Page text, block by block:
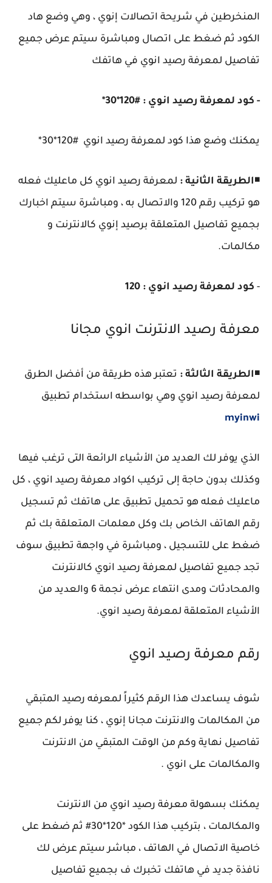
المنخرطين في شريحة اتصالات إنوي ، وهي وضع هاد
الكود ثم ضغط على اتصال ومباشرة سيتم عرض جميع
تفاصيل لمعرفة رصيد انوي في هاتفك
- كود لمعرفة رصيد انوي : #120*30*
يمكنك وضع هذا كود لمعرفة رصيد انوي #120*30*
◾الطريقة الثانية : لمعرفة رصيد انوي كل ماعليك فعله
هو تركيب رقم 120 والاتصال به ، ومباشرة سيتم اخبارك
بجميع تفاصيل المتعلقة برصيد إنوي كالانترنت و
مكالمات.
- كود لمعرفة رصيد انوي : 120
معرفة رصيد الانترنت انوي مجانا
◾الطريقة الثالثة : تعتبر هذه طريقة من أفضل الطرق
لمعرفة رصيد انوي وهي بواسطه استخدام تطبيق
myinwi
الذي يوفر لك العديد من الأشياء الرائعة التى ترغب فيها
وكذلك بدون حاجة إلى تركيب اكواد معرفة رصيد انوي ، كل
ماعليك فعله هو تحميل تطبيق على هاتفك ثم تسجيل
رقم الهاتف الخاص بك وكل معلمات المتعلقة بك ثم
ضغط على للتسجيل ، ومباشرة في واجهة تطبيق سوف
تجد جميع تفاصيل لمعرفة رصيد انوي كالانترنت
والمحادثات ومدى انتهاء عرض نجمة 6 والعديد من
الأشياء المتعلقة لمعرفة رصيد انوي.
رقم معرفة رصيد انوي
شوف يساعدك هذا الرقم كثيراً لمعرفه رصيد المتبقي
من المكالمات والانترنت مجانا إنوي ، كنا يوفر لكم جميع
تفاصيل نهاية وكم من الوقت المتبقي من الانترنت
والمكالمات على انوي .
يمكنك بسهولة معرفة رصيد انوي من الانترنت
والمكالمات ، بتركيب هذا الكود *120*30# ثم ضغط على
خاصية الاتصال في الهاتف ، مباشر سيتم عرض لك
نافذة جديد في هاتفك تخبرك ف بجميع تفاصيل